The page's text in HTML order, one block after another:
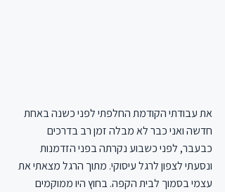
את עבודתי הקודמת החלפתי לפני כשנה באחת
חדשה ואני כבר לא מבלה זמן רב בדרכים
כבעבר, לפני כשבוע נקרתה בפני הזדמנות
ונסעתי לצפון לרגל עיסוקי. מתוך הרגל מצאתי את
עצמי בסמוך לבית הקפה. בחוץ היו ממוקמים